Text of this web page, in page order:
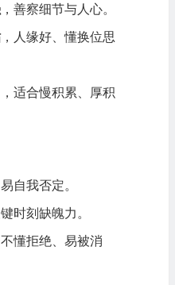
，善察细节与人心。
，人缘好、懂换位思
，适合慢积累、厚积
自我否定。
时刻缺魄力。
懂拒绝、易被消